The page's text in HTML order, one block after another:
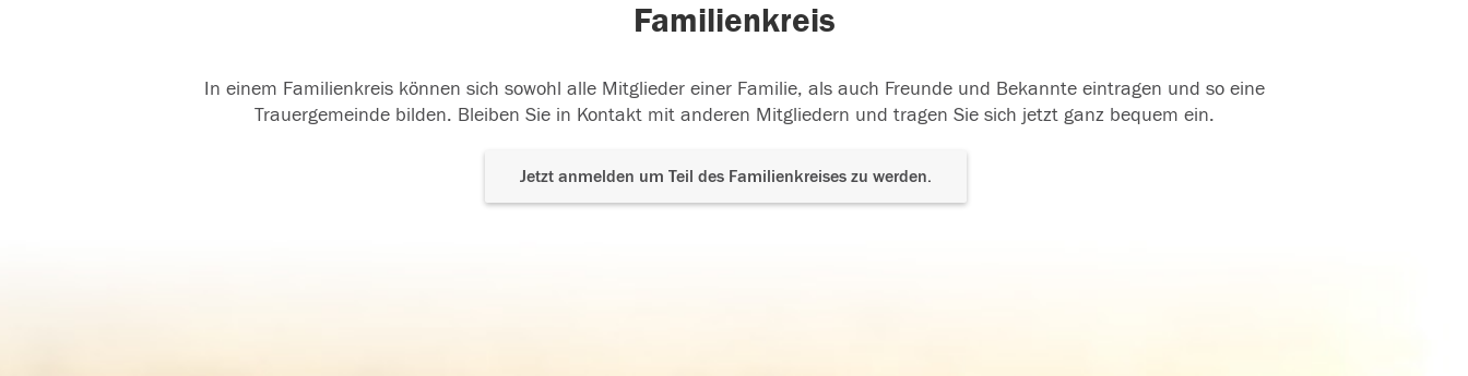
vermissen euch sehr.
so sehr!
Familienkreis
In einem Familienkreis können sich sowohl alle Mitglieder einer Familie, als auch Freunde und Bekannte eintragen und so eine
Trauergemeinde bilden. Bleiben Sie in Kontakt mit anderen Mitgliedern und tragen Sie sich jetzt ganz bequem ein.
Jetzt anmelden um Teil des Familienkreises zu werden.